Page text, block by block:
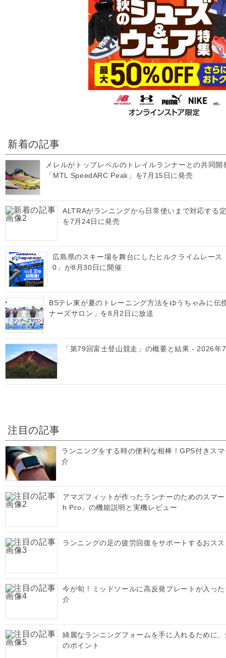
新着の記事
メレルがトップレベルのトレイルランナーとの共同
「MTL SpeedARC Peak」を7月15日に発売
ALTRAがランニングから日常使いまで対応する
を7月24日に発売
広島県のスキー場を舞台にしたヒルクライムレー
0」が8月30日に開催
BSテレ東が夏のトレーニング方法をゆうちゃみに伝
ナーズサロン」を8月2日に放送
「第79回富士登山競走」の概要と結果 - 2026年
注目の記事
ランニングをする時の便利な相棒！GPS付きス
介
アマズフィットが作ったランナーのためのスマ
h Pro」の機能説明と実機レビュー
ランニングの足の疲労回復をサポートするおス
今が旬！ミッドソールに高反発プレートが入っ
介
綺麗なランニングフォームを手に入れるために
のポイント